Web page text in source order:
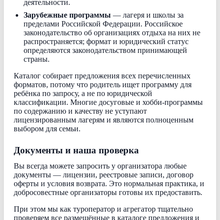
деятельности.
Зарубежные программы — лагеря и школы за
пределами Российской Федерации. Российское
законодательство об организациях отдыха на них не
распространяется; формат и юридический статус
определяются законодательством принимающей
страны.
Каталог собирает предложения всех перечисленных
форматов, потому что родитель ищет программу для
ребёнка по запросу, а не по юридической
классификации. Многие досуговые и хобби-программы
по содержанию и качеству не уступают
лицензированным лагерям и являются полноценным
выбором для семьи.
Документы и наша проверка
Вы всегда можете запросить у организатора любые
документы — лицензии, реестровые записи, договор
оферты и условия возврата. Это нормальная практика, и
добросовестные организаторы готовы их предоставить.
При этом мы как туроператор и агрегатор тщательно
проверяем все размещённые в каталоге предложения и